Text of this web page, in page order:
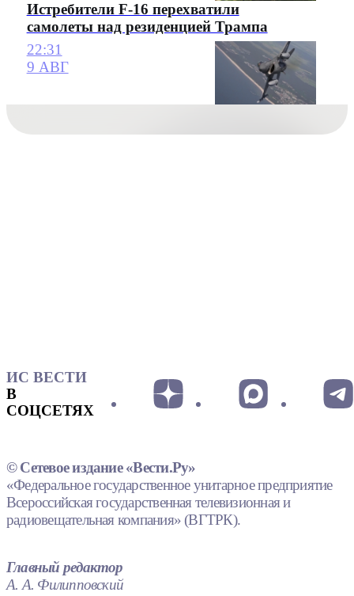
Истребители F-16 перехватили
самолеты над резиденцией Трампа
22:31
9 АВГ
ИС ВЕСТИ
В
СОЦСЕТЯХ
© Сетевое издание «Вести.Ру»
«Федеральное государственное унитарное предприятие
Всероссийская государственная телевизионная и
радиовещательная компания» (ВГТРК).
Главный редактор
А. А. Филипповский